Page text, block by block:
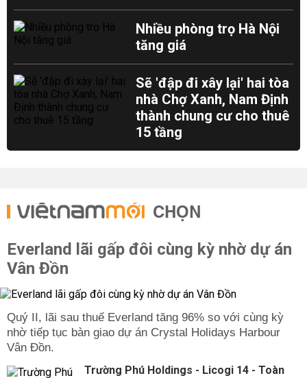
Nhiều phòng trọ Hà Nội
tăng giá
Sẽ 'đập đi xây lại' hai tòa
nhà Chợ Xanh, Nam Định
thành chung cư cho thuê
15 tầng
CHỌN
Everland lãi gấp đôi cùng kỳ nhờ dự án
Vân Đồn
Quý II, lãi sau thuế Everland tăng 96% so với cùng kỳ
nhờ tiếp tục bàn giao dự án Crystal Holidays Harbour
Vân Đồn.
Trường Phú Holdings - Licogi 14 - Toàn